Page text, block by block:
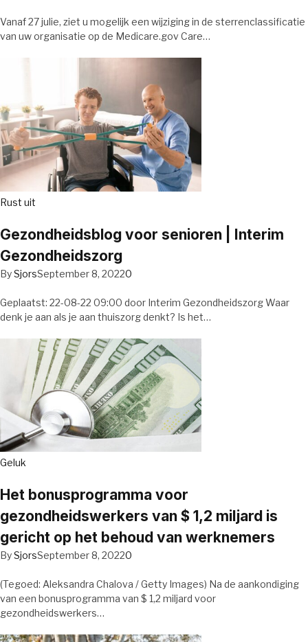
Vanaf 27 julie, ziet u mogelijk een wijziging in de sterrenclassificatie
van uw organisatie op de Medicare.gov Care…
Rust uit
Gezondheidsblog voor senioren | Interim
Gezondheidszorg
BySjorsSeptember 8, 20220
Geplaatst: 22-08-22 09:00 door Interim Gezondheidszorg Waar
denk je aan als je aan thuiszorg denkt? Is het…
Geluk
Het bonusprogramma voor
gezondheidswerkers van $ 1,2 miljard is
gericht op het behoud van werknemers
BySjorsSeptember 8, 20220
(Tegoed: Aleksandra Chalova / Getty Images) Na de aankondiging
van een bonusprogramma van $ 1,2 miljard voor
gezondheidswerkers…